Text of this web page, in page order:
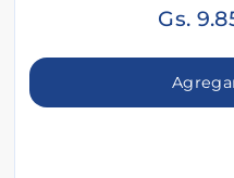
Gs.